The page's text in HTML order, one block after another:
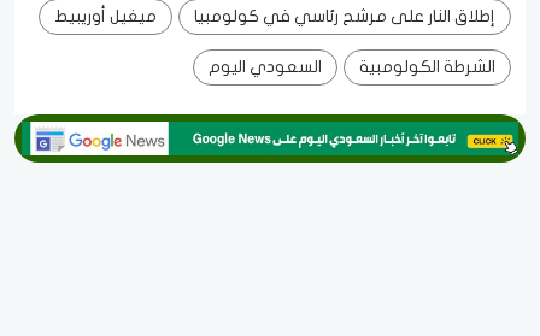
إطلاق النار على مرشح رئاسي في كولومبيا ميغيل أوريبيط
الشرطة الكولومبية السعودي اليوم